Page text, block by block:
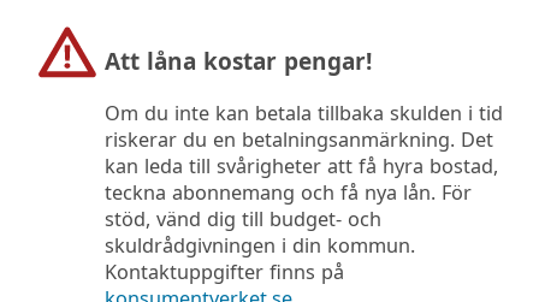
Att låna kostar pengar!
Om du inte kan betala tillbaka skulden i tid
riskerar du en betalningsanmärkning. Det
kan leda till svårigheter att få hyra bostad,
teckna abonnemang och få nya lån. För
stöd, vänd dig till budget- och
skuldrådgivningen i din kommun.
Kontaktuppgifter finns på